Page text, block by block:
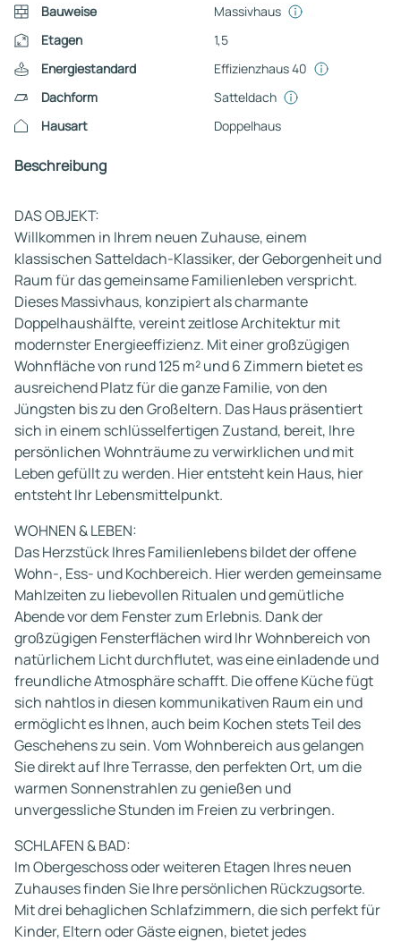
Bauweise
Massivhaus
Etagen
1,5
Energiestandard
Effizienzhaus 40
Dachform
Satteldach
Hausart
Doppelhaus
Beschreibung
DAS OBJEKT:
Willkommen in Ihrem neuen Zuhause, einem
klassischen Satteldach-Klassiker, der Geborgenheit und
Raum für das gemeinsame Familienleben verspricht.
Dieses Massivhaus, konzipiert als charmante
Doppelhaushälfte, vereint zeitlose Architektur mit
modernster Energieeffizienz. Mit einer großzügigen
Wohnfläche von rund 125 m² und 6 Zimmern bietet es
ausreichend Platz für die ganze Familie, von den
Jüngsten bis zu den Großeltern. Das Haus präsentiert
sich in einem schlüsselfertigen Zustand, bereit, Ihre
persönlichen Wohnträume zu verwirklichen und mit
Leben gefüllt zu werden. Hier entsteht kein Haus, hier
entsteht Ihr Lebensmittelpunkt.
WOHNEN & LEBEN:
Das Herzstück Ihres Familienlebens bildet der offene
Wohn-, Ess- und Kochbereich. Hier werden gemeinsame
Mahlzeiten zu liebevollen Ritualen und gemütliche
Abende vor dem Fenster zum Erlebnis. Dank der
großzügigen Fensterflächen wird Ihr Wohnbereich von
natürlichem Licht durchflutet, was eine einladende und
freundliche Atmosphäre schafft. Die offene Küche fügt
sich nahtlos in diesen kommunikativen Raum ein und
ermöglicht es Ihnen, auch beim Kochen stets Teil des
Geschehens zu sein. Vom Wohnbereich aus gelangen
Sie direkt auf Ihre Terrasse, den perfekten Ort, um die
warmen Sonnenstrahlen zu genießen und
unvergessliche Stunden im Freien zu verbringen.
SCHLAFEN & BAD:
Im Obergeschoss oder weiteren Etagen Ihres neuen
Zuhauses finden Sie Ihre persönlichen Rückzugsorte.
Mit drei behaglichen Schlafzimmern, die sich perfekt für
Kinder, Eltern oder Gäste eignen, bietet jedes